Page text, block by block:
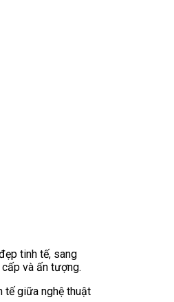
tinh tế, sang
và ấn tượng.
tế giữa nghệ thuật